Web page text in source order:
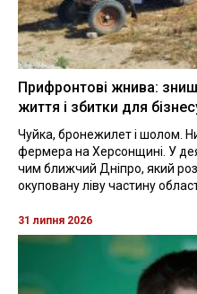
Прифронтові жнива:
життя і збитки для
Чуйка, бронежилет і шолом.
фермера на Херсонщині. У
чим ближчий Дніпро, який
окуповану ліву частину
31 липня 2026